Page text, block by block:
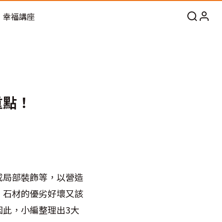
幸福講座
！
部裝飾等，以營造
材的優劣好壞又該
，小編整理出3大